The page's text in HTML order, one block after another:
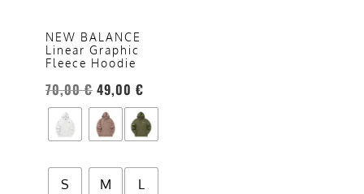
NEW BALANCE
Linear Graphic
Fleece Hoodie
70,00€ 49,00 €
S M L
opzioni
possono
essere
scelte
nella
pagina
prodotto